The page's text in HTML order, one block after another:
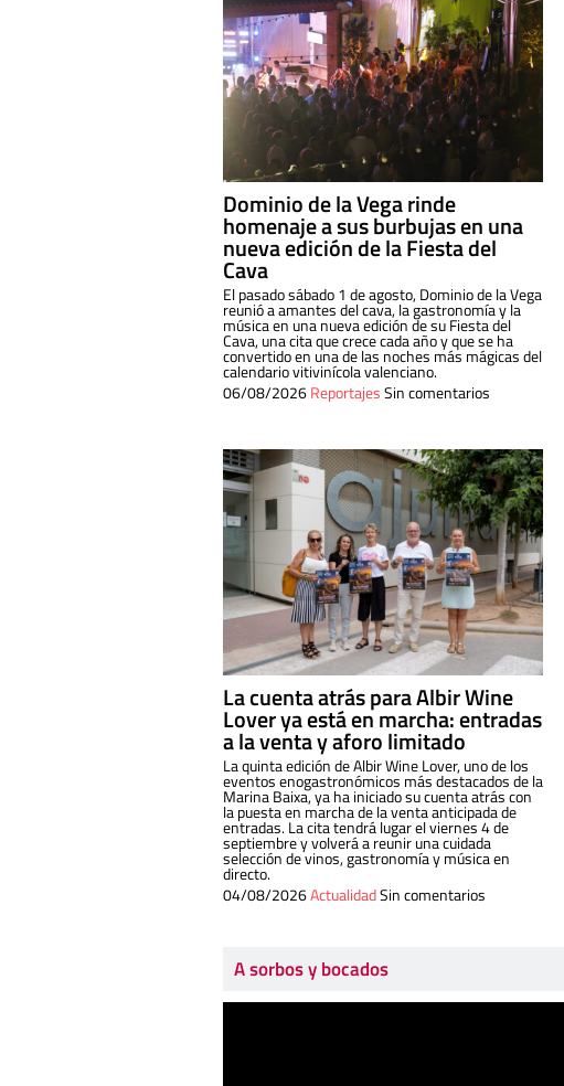
Dominio de la Vega rinde
homenaje a sus burbujas en una
nueva edición de la Fiesta del
Cava
El pasado sábado 1 de agosto, Dominio de la Vega
reunió a amantes del cava, la gastronomía y la
música en una nueva edición de su Fiesta del
Cava, una cita que crece cada año y que se ha
convertido en una de las noches más mágicas del
calendario vitivinícola valenciano.
06/08/2026ReportajesSin comentarios
La cuenta atrás para Albir Wine
Lover ya está en marcha: entradas
a la venta y aforo limitado
La quinta edición de Albir Wine Lover, uno de los
eventos enogastronómicos más destacados de la
Marina Baixa, ya ha iniciado su cuenta atrás con
la puesta en marcha de la venta anticipada de
entradas. La cita tendrá lugar el viernes 4 de
septiembre y volverá a reunir una cuidada
selección de vinos, gastronomía y música en
directo.
04/08/2026ActualidadSin comentarios
A sorbos y bocados